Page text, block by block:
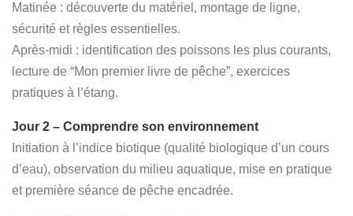
Matinée : découverte du matériel, montage de ligne,
sécurité et règles essentielles.
Après-midi : identification des poissons les plus courants,
lecture de “Mon premier livre de pêche”, exercices
pratiques à l’étang.
Jour 2 – Comprendre son environnement
Initiation à l’indice biotique (qualité biologique d’un cours
d’eau), observation du milieu aquatique, mise en pratique
et première séance de pêche encadrée.